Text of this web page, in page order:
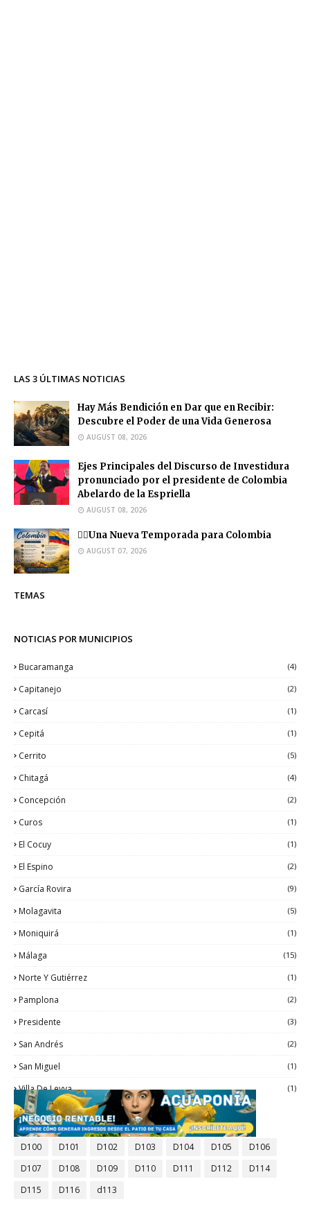
LAS 3 ÚLTIMAS NOTICIAS
Hay Más Bendición en Dar que en Recibir:
Descubre el Poder de una Vida Generosa
AUGUST 08, 2026
Ejes Principales del Discurso de Investidura
pronunciado por el presidente de Colombia
Abelardo de la Espriella
AUGUST 08, 2026
❤️‍🔥Una Nueva Temporada para Colombia
AUGUST 07, 2026
TEMAS
NOTICIAS POR MUNICIPIOS
Bucaramanga (4)
Capitanejo (2)
Carcasí (1)
Cepitá (1)
Cerrito (5)
Chitagá (4)
Concepción (2)
Curos (1)
El Cocuy (1)
El Espino (2)
García Rovira (9)
Molagavita (5)
Moniquirá (1)
Málaga (15)
Norte Y Gutiérrez (1)
Pamplona (2)
Presidente (3)
San Andrés (2)
San Miguel (1)
Villa De Leyva (1)
ETIQUETAS
D100 D101 D102 D103 D104 D105
D106
D107
D108 D109 D110 D111 D112
D114
D115
D116 d113